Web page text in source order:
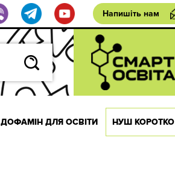
Напишіть нам
ДОФАМІН ДЛЯ ОСВІТИ НУШ КОРОТКО